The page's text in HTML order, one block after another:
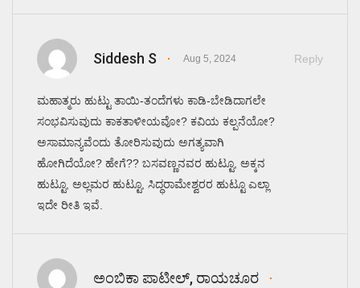
Siddesh S Aug 5, 2024 Reply
ಮಹಾತ್ಮರು ಹುಟ್ಟು ತಾಯಿ-ತಂದೆಗಳು ಕಾಡಿ-ಬೇಡಿದಾಗಲೇ
ಸಂಭವಿಸುವುದು ಕಾಕತಾಳೀಯವೋ? ಕವಿಯ ಕಲ್ಪನೆಯೋ?
ಅಸಾಮಾನ್ಯವೆಂದು ತೋರಿಸುವುದು ಅಗತ್ಯವಾಗಿ
ಹೋಗಿದೆಯೋ? ಹೇಗೆ?? ಬಸವಣ್ಣನವರ ಹುಟ್ಟೂ, ಅಕ್ಕನ
ಹುಟ್ಟೂ, ಅಲ್ಲಮರ ಹುಟ್ಟೂ, ಸಿದ್ಧರಾಮೇಶ್ವರರ ಹುಟ್ಟೂ ಎಲ್ಲಾ
ಇದೇ ರೀತಿ ಇವೆ.
ಅಂಬಿಕಾ ಪಾಟೀಲ್, ರಾಯಚೂರ